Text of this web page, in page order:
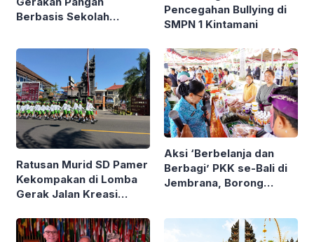
Berbasis Sekolah
Pencegahan Bullying di
SMPN 1 Kintamani
Ratusan Murid SD Pamer
Kekompakan di Lomba
Gerak Jalan Kreasi
Aksi ‘Berbelanja dan
Berbagi’ PKK se-Bali di
Jembrana, Borong